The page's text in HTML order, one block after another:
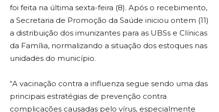
foi feita na última sexta-feira (8). Após o recebimento,
a Secretaria de Promoção da Saúde iniciou ontem (11)
a distribuição dos imunizantes para as UBSs e Clínicas
da Família, normalizando a situação dos estoques nas
unidades do município.
“A vacinação contra a influenza segue sendo uma das
principais estratégias de prevenção contra
complicações causadas pelo vírus, especialmente